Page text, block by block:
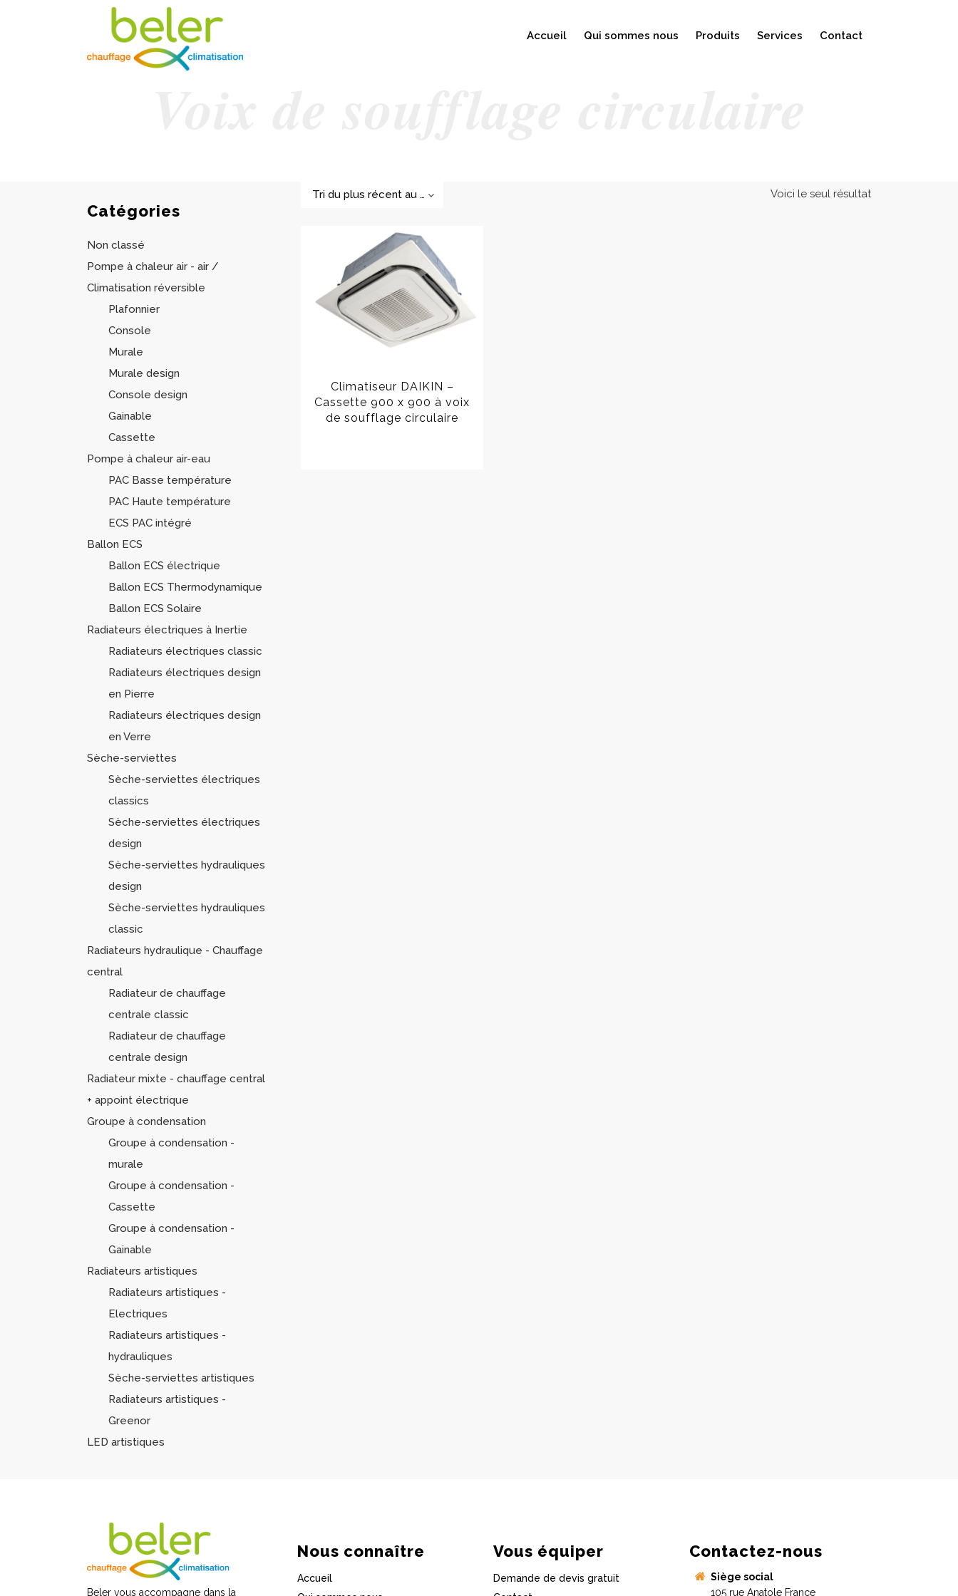
Accueil Qui sommes nous Produits Services Contact
Catégories
Non classé
Pompe à chaleur air - air /
Climatisation réversible
Plafonnier
Console
Murale
Murale design
Console design
Gainable
Cassette
Pompe à chaleur air-eau
PAC Basse température
PAC Haute température
ECS PAC intégré
Ballon ECS
Ballon ECS électrique
Ballon ECS Thermodynamique
Ballon ECS Solaire
Radiateurs électriques à Inertie
Radiateurs électriques classic
Radiateurs électriques design
en Pierre
Radiateurs électriques design
en Verre
Sèche-serviettes
Sèche-serviettes électriques
classics
Sèche-serviettes électriques
design
Sèche-serviettes hydrauliques
design
Sèche-serviettes hydrauliques
classic
Radiateurs hydraulique - Chauffage
central
Radiateur de chauffage
centrale classic
Radiateur de chauffage
centrale design
Radiateur mixte - chauffage central
+ appoint électrique
Groupe à condensation
Groupe à condensation -
murale
Groupe à condensation -
Cassette
Groupe à condensation -
Gainable
Radiateurs artistiques
Radiateurs artistiques -
Electriques
Radiateurs artistiques -
hydrauliques
Sèche-serviettes artistiques
Radiateurs artistiques -
Greenor
LED artistiques
Voici le seul résultat
Tri du plus récent au plus ancien
Climatiseur DAIKIN –
Cassette 900 x 900 à voix
de soufflage circulaire
Beler vous accompagne dans la
Nous connaître
Accueil
Vous équiper
Demande de devis gratuit
Contactez-nous
Siège social
105 rue Anatole France